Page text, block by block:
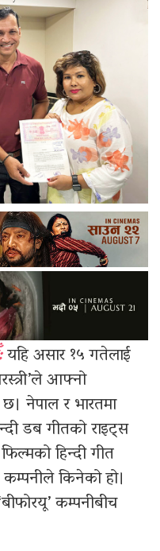
यहि असार १५ गतेलाई
आफ्नो
नेपाल र भारतमा
डब गीतको राइट्स
हिन्दी गीत
किनेको हो।
कम्पनीबीच